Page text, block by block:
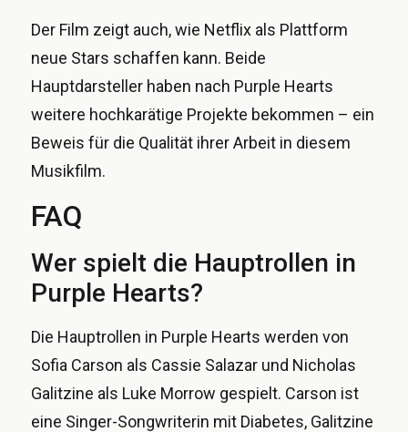
Der Film zeigt auch, wie Netflix als Plattform
neue Stars schaffen kann. Beide
Hauptdarsteller haben nach Purple Hearts
weitere hochkarätige Projekte bekommen – ein
Beweis für die Qualität ihrer Arbeit in diesem
Musikfilm.
FAQ
Wer spielt die Hauptrollen in
Purple Hearts?
Die Hauptrollen in Purple Hearts werden von
Sofia Carson als Cassie Salazar und Nicholas
Galitzine als Luke Morrow gespielt. Carson ist
eine Singer-Songwriterin mit Diabetes, Galitzine